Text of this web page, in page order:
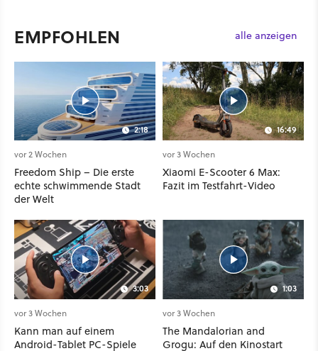
EMPFOHLEN alle anzeigen
2:18
vor 2 Wochen
Freedom Ship – Die erste
echte schwimmende Stadt
der Welt
16:49
vor 3 Wochen
Xiaomi E-Scooter 6 Max:
Fazit im Testfahrt-Video
3:03
vor 3 Wochen
Kann man auf einem
Android-Tablet PC-Spiele
1:03
vor 3 Wochen
The Mandalorian and
Grogu: Auf den Kinostart